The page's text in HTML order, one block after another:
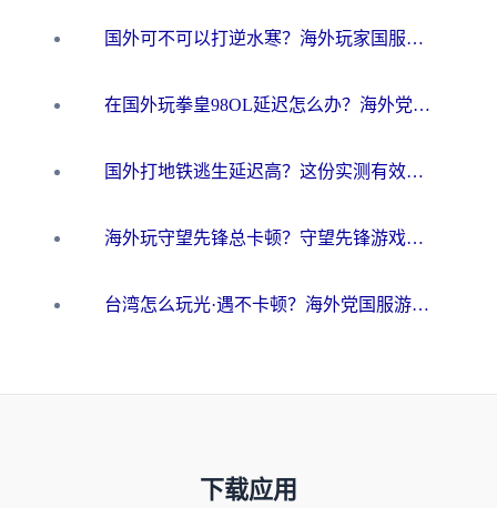
国外可不可以打逆水寒？海外玩家国服畅玩终极指南（附漫威荒野乱斗加速方案）
在国外玩拳皇98OL延迟怎么办？海外党亲测有效的低延迟指南
国外打地铁逃生延迟高？这份实测有效的低延迟指南帮你吃鸡
海外玩守望先锋总卡顿？守望先锋游戏加速器在哪里买&避坑指南（附欧洲非洲游戏实测）
台湾怎么玩光·遇不卡顿？海外党国服游戏加速终极攻略（附实测体验）
下载应用